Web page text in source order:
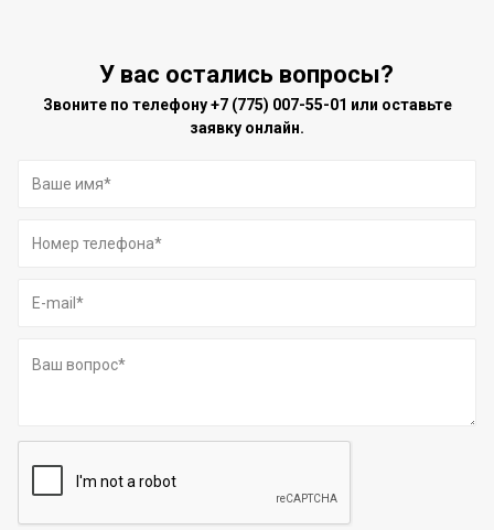
У вас остались вопросы?
Звоните по телефону+7 (775) 007-55-01 или оставьте
заявку онлайн.